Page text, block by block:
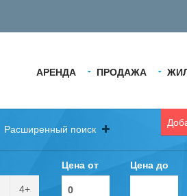
АРЕНДА ПРОДАЖА
Расширенный поиск
4+
Цена от Цена до